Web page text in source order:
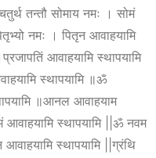
तन्तौ सोमाय नमः । सोमं
नमः । पितृन आवाहयामि
आवाहयामि स्थापयामि
स्थापयामि ॥ॐ
॥आनल आवाहयाम
स्थापयामि ||ॐ नवम
आवाहयामि स्थापयामि ||ग्रंथि